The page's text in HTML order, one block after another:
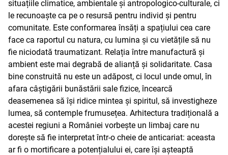
situațiile climatice, ambientale și antropologico-culturale, ci
le recunoaște ca pe o resursă pentru individ și pentru
comunitate. Este conformarea însăți a spațiului cea care
face ca raportul cu natura, cu lumina și cu vietățile să nu
fie niciodată traumatizant. Relația între manufactură și
ambient este mai degrabă de alianță și solidaritate. Casa
bine construită nu este un adăpost, ci locul unde omul, în
afara câștigării bunăstării sale fizice, încearcă
deasemenea să își ridice mintea și spiritul, să investigheze
lumea, să contemple frumusețea. Arhitectura tradițională a
acestei regiuni a României vorbește un limbaj care nu
dorește să fie interpretat într-o cheie de anticariat: aceasta
ar fi o mortificare a potențialului ei, care își așteaptă